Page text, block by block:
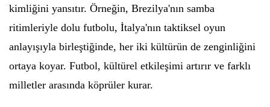
kimliğini yansıtır. Örneğin, Brezilya'nın samba
ritimleriyle dolu futbolu, İtalya'nın taktiksel oyun
anlayışıyla birleştiğinde, her iki kültürün de zenginliğini
ortaya koyar. Futbol, kültürel etkileşimi artırır ve farklı
milletler arasında köprüler kurar.